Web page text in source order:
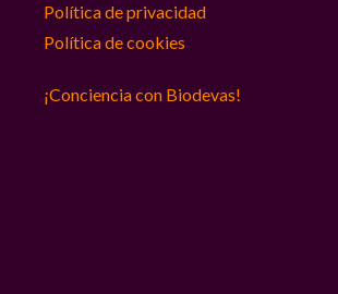
Política de privacidad
Política de cookies
¡Conciencia con Biodevas!